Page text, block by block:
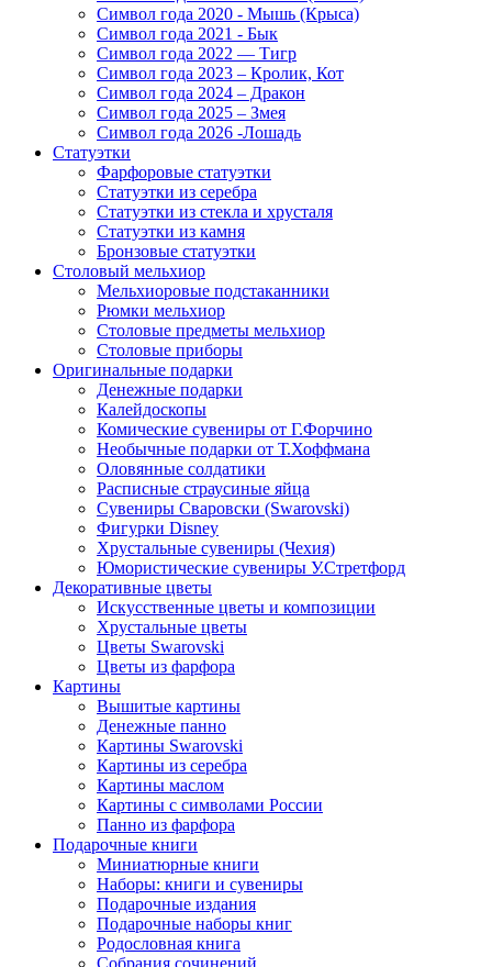
Символ года 2020 - Мышь (Крыса)
Символ года 2021 - Бык
Символ года 2022 — Тигр
Символ года 2023 – Кролик, Кот
Символ года 2024 – Дракон
Символ года 2025 – Змея
Символ года 2026 -Лошадь
Статуэтки
Фарфоровые статуэтки
Статуэтки из серебра
Статуэтки из стекла и хрусталя
Статуэтки из камня
Бронзовые статуэтки
Столовый мельхиор
Мельхиоровые подстаканники
Рюмки мельхиор
Столовые предметы мельхиор
Столовые приборы
Оригинальные подарки
Денежные подарки
Калейдоскопы
Комические сувениры от Г.Форчино
Необычные подарки от Т.Хоффмана
Оловянные солдатики
Расписные страусиные яйца
Сувениры Сваровски (Swarovski)
Фигурки Disney
Хрустальные сувениры (Чехия)
Юмористические сувениры У.Стретфорд
Декоративные цветы
Искусственные цветы и композиции
Хрустальные цветы
Цветы Swarovski
Цветы из фарфора
Картины
Вышитые картины
Денежные панно
Картины Swarovski
Картины из серебра
Картины маслом
Картины с символами России
Панно из фарфора
Подарочные книги
Миниатюрные книги
Наборы: книги и сувениры
Подарочные издания
Подарочные наборы книг
Родословная книга
Собрания сочинений